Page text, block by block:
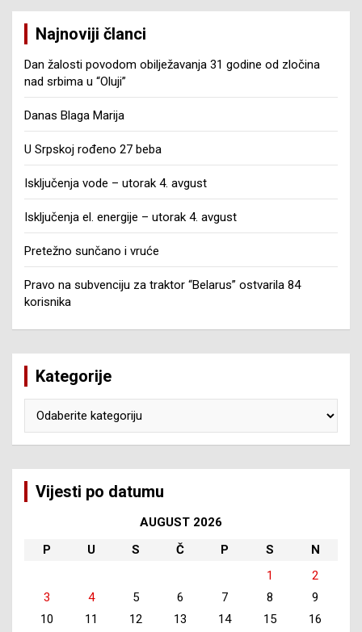
Najnoviji članci
Dan žalosti povodom obilježavanja 31 godine od zločina
nad srbima u “Oluji”
Danas Blaga Marija
U Srpskoj rođeno 27 beba
Isključenja vode – utorak 4. avgust
Isključenja el. energije – utorak 4. avgust
Pretežno sunčano i vruće
Pravo na subvenciju za traktor “Belarus” ostvarila 84
korisnika
Kategorije
Vijesti po datumu
AUGUST 2026
P
U S Č P S
N
1
2
3
4 5 6 7 8
9
10
11 12 13 14 15
16